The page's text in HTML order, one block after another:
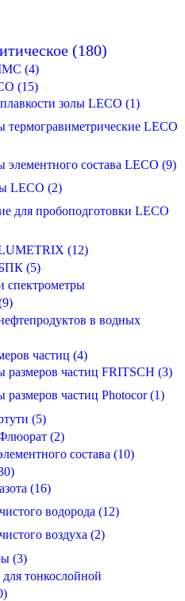
(180)
(4)
(15)
золы LECO (1)
термогравиметрические LECO
элементного состава LECO (9)
LECO (2)
для пробоподготовки LECO
(12)
(5)
спектрометры
в водных
частиц (4)
размеров частиц FRITSCH (3)
размеров частиц Photocor (1)
(5)
(2)
состава (10)
(16)
водорода (12)
воздуха (2)
(3)
тонкослойной